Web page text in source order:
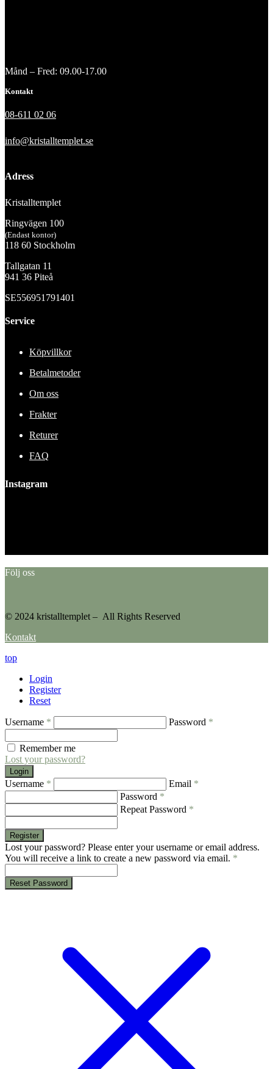
Månd – Fred: 09.00-17.00
Kontakt
08-611 02 06
info@kristalltemplet.se
Adress
Kristalltemplet
Ringvägen 100
(Endast kontor)
118 60 Stockholm
Tallgatan 11
941 36 Piteå
SE556951791401
Service
Köpvillkor
Betalmetoder
Om oss
Frakter
Returer
FAQ
Instagram
Följ oss
© 2024 kristalltemplet – All Rights Reserved
Kontakt
top
Login
Register
Reset
Username * Password *
Remember me
Lost your password?
Login
Username * Email *
Password *
Repeat Password *
Register
Lost your password? Please enter your username or email address.
You will receive a link to create a new password via email. *
Reset Password